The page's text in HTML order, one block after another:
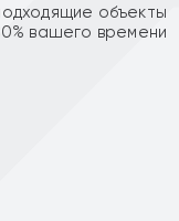
объекты
вашего времени